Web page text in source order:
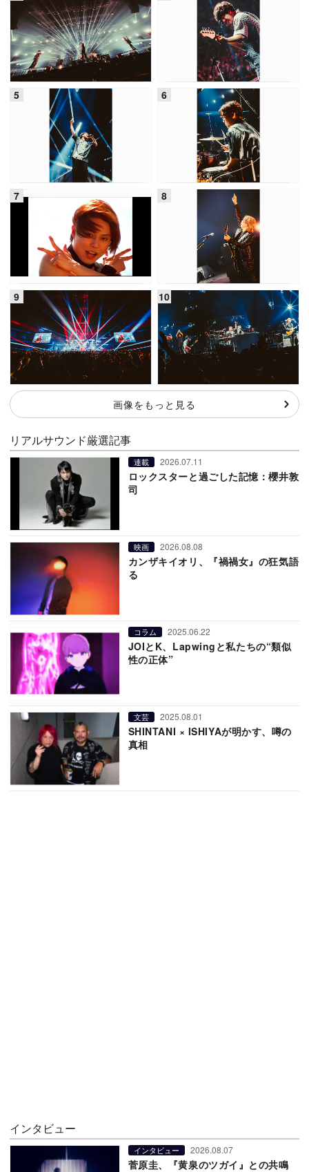
画像をもっと見る
リアルサウンド厳選記事
連載 2026.07.11
ロックスターと過ごした記憶：櫻井敦
司
映画 2026.08.08
カンザキイオリ、『禍禍女』の狂気語
る
コラム 2025.06.22
JOIとK、Lapwingと私たちの“類似
性の正体”
文芸 2025.08.01
SHINTANI × ISHIYAが明かす、噂の
真相
インタビュー
インタビュー 2026.08.07
菅原圭、『黄泉のツガイ』との共鳴